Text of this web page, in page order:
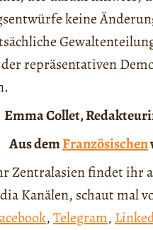
keine
repräsentativen
Emma Collet,
Aus demFranzösischen
Zentralasien findet ihr
Kanälen, schaut mal
,Telegram,